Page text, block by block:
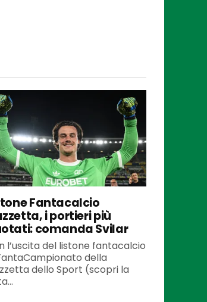
Fantacalcio
i portieri più
comanda Svilar
l’uscita del listone fantacalcio
della
dello Sport (scopri la